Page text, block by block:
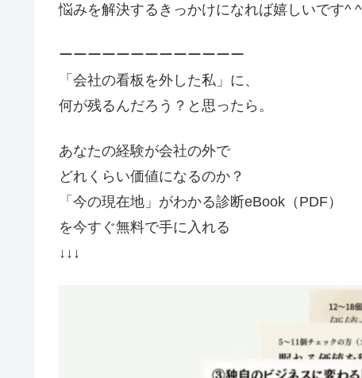
悩みを解決するきっかけになれば嬉しいです^ ^
ーーーーーーーーーーーーー
「会社の看板を外した私」に、
何が残るんだろう？と思ったら。
あなたの経験が会社の外で
どれくらい価値になるのか？
「今の現在地」がわかる診断eBook（PDF）
を今すぐ無料で手に入れる
↓↓↓